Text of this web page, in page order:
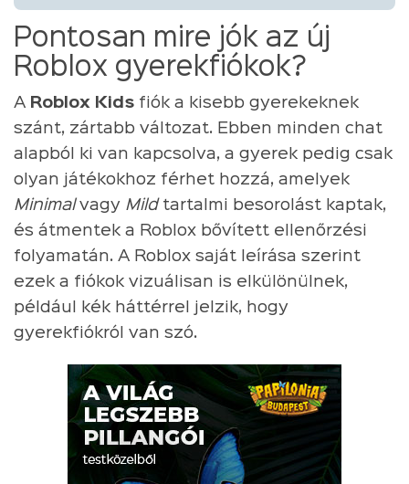
Pontosan mire jók az új
Roblox gyerekfiókok?
A Roblox Kids fiók a kisebb gyerekeknek
szánt, zártabb változat. Ebben minden chat
alapból ki van kapcsolva, a gyerek pedig csak
olyan játékokhoz férhet hozzá, amelyek
Minimalvagy Mildtartalmi besorolást kaptak,
és átmentek a Roblox bővített ellenőrzési
folyamatán. A Roblox saját leírása szerint
ezek a fiókok vizuálisan is elkülönülnek,
például kék háttérrel jelzik, hogy
gyerekfiókról van szó.